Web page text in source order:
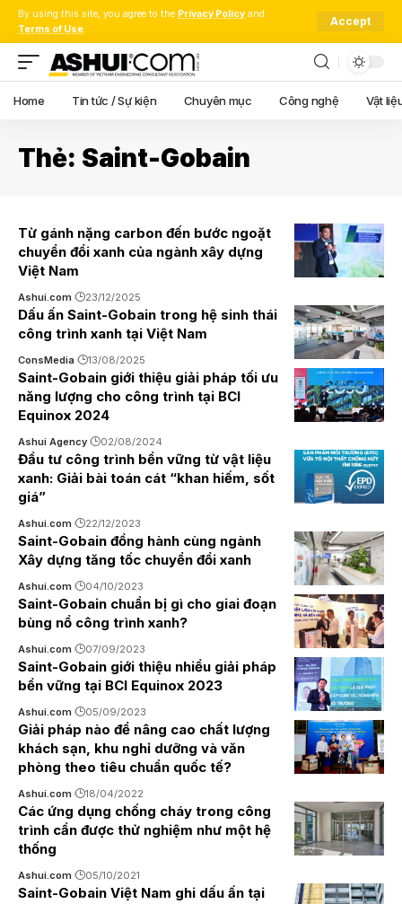
By using this site, you agree to the Privacy Policy and
Terms of Use.
Accept
Home Tin tức / Sự kiện Chuyên mục Công nghệ Vật
Thẻ: Saint-Gobain
Từ gánh nặng carbon đến bước ngoặt
chuyển đổi xanh của ngành xây dựng
Việt Nam
Ashui.com 23/12/2025
Dấu ấn Saint-Gobain trong hệ sinh thái
công trình xanh tại Việt Nam
ConsMedia 13/08/2025
Saint-Gobain giới thiệu giải pháp tối ưu
năng lượng cho công trình tại BCI
Equinox 2024
Ashui Agency 02/08/2024
Đầu tư công trình bền vững từ vật liệu
xanh: Giải bài toán cát “khan hiếm, sốt
giá”
Ashui.com 22/12/2023
Saint-Gobain đồng hành cùng ngành
Xây dựng tăng tốc chuyển đổi xanh
Ashui.com 04/10/2023
Saint-Gobain chuẩn bị gì cho giai đoạn
bùng nổ công trình xanh?
Ashui.com 07/09/2023
Saint-Gobain giới thiệu nhiều giải pháp
bền vững tại BCI Equinox 2023
Ashui.com 05/09/2023
Giải pháp nào để nâng cao chất lượng
khách sạn, khu nghỉ dưỡng và văn
phòng theo tiêu chuẩn quốc tế?
Ashui.com 18/04/2022
Các ứng dụng chống cháy trong công
trình cần được thử nghiệm như một hệ
thống
Ashui.com 05/10/2021
Saint-Gobain Việt Nam ghi dấu ấn tại